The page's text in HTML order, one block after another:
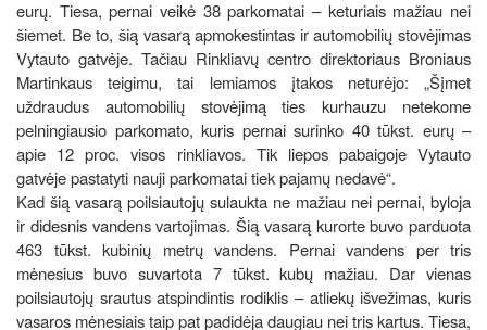
eurų. Tiesa, pernai veikė 38 parkomatai – keturiais mažiau nei
šiemet. Be to, šią vasarą apmokestintas ir automobilių stovėjimas
Vytauto gatvėje. Tačiau Rinkliavų centro direktoriaus Broniaus
Martinkaus teigimu, tai lemiamos įtakos neturėjo: „Šįmet
uždraudus automobilių stovėjimą ties kurhauzu netekome
pelningiausio parkomato, kuris pernai surinko 40 tūkst. eurų –
apie 12 proc. visos rinkliavos. Tik liepos pabaigoje Vytauto
gatvėje pastatyti nauji parkomatai tiek pajamų nedavė“.
Kad šią vasarą poilsiautojų sulaukta ne mažiau nei pernai, byloja
ir didesnis vandens vartojimas. Šią vasarą kurorte buvo parduota
463 tūkst. kubinių metrų vandens. Pernai vandens per tris
mėnesius buvo suvartota 7 tūkst. kubų mažiau. Dar vienas
poilsiautojų srautus atspindintis rodiklis – atliekų išvežimas, kuris
vasaros mėnesiais taip pat padidėja daugiau nei tris kartus. Tiesa,